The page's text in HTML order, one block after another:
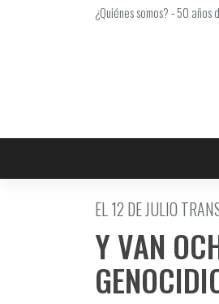
¿Quiénes somos?-50 años
EL 12 DE JULIO
Y VAN